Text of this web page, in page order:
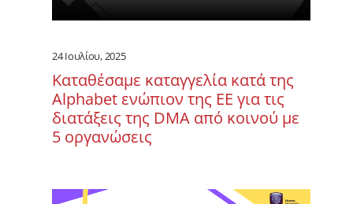
24 Ιουλίου, 2025
Καταθέσαμε καταγγελία κατά της
Alphabet ενώπιον της ΕΕ για τις
διατάξεις της DMA από κοινού με
5 οργανώσεις